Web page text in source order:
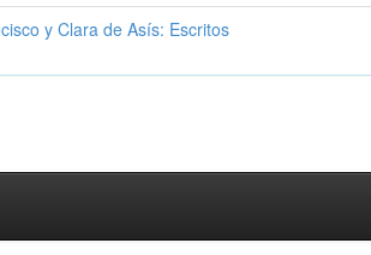
y Clara de Asís: Escritos